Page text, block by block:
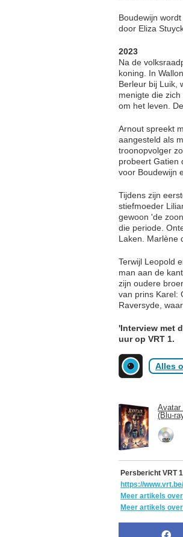
Boudewijn
door Eliza
2023
Na de
koning. In
Berleur bij Luik,
menigte die
om het leven.
Arnout spreekt
aangesteld als
troonopvolger
probeert Gatien
voor Boudewijn
Tijdens zijn
stiefmoeder
gewoon 'de
die periode.
Laken. Marlène
Terwijl Leopold
man aan de
zijn oudere
van prins Karel:
Raversyde,
'Interview met
uur op VRT 1.
Alles
Avatar
(Blu-
Persbericht VRT 1
https://
Meer artikels
Meer artikels